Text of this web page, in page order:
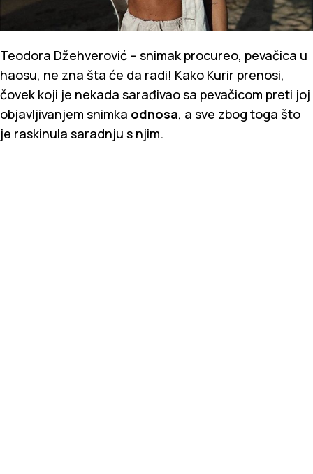
Teodora Džehverović – snimak procureo, pevačica u
haosu, ne zna šta će da radi! Kako Kurir prenosi,
čovek koji je nekada sarađivao sa pevačicom preti joj
objavljivanjem snimka odnosa, a sve zbog toga što
je raskinula saradnju s njim.